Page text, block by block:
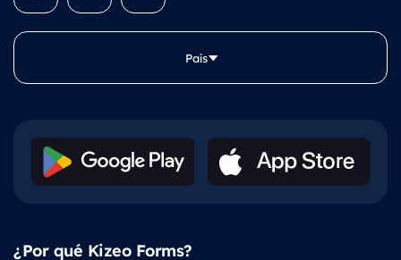
País
¿Por qué Kizeo Forms?